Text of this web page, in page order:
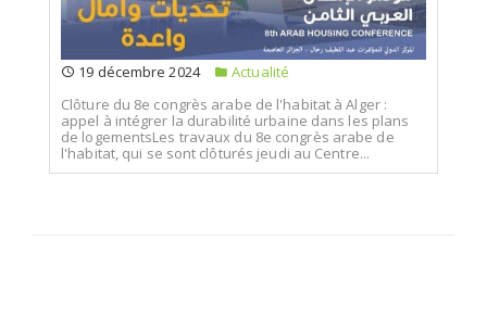
19 décembre 2024
Actualité
Clôture du 8e congrès arabe de l'habitat à Alger :
appel à intégrer la durabilité urbaine dans les plans
de logementsLes travaux du 8e congrès arabe de
l'habitat, qui se sont clôturés jeudi au Centre...